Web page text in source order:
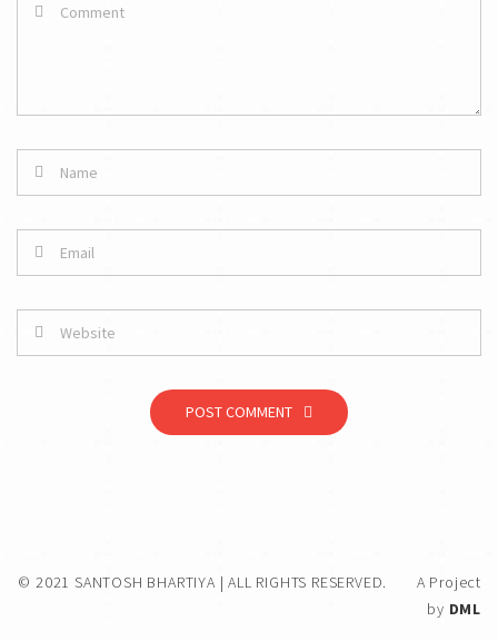
POST COMMENT
© 2021 SANTOSH BHARTIYA | ALL RIGHTS RESERVED. A Project
by DML